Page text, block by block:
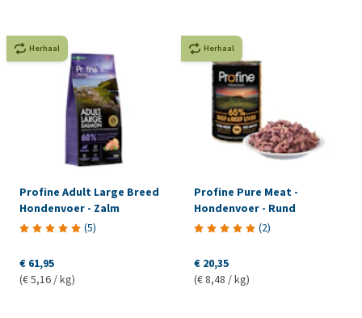
Herhaal
Profine Adult Large Breed
Hondenvoer - Zalm
(5)
€ 61,95
(€ 5,16 / kg)
Herhaal
Profine Pure Meat -
Hondenvoer - Rund
(2)
€ 20,35
(€ 8,48 / kg)